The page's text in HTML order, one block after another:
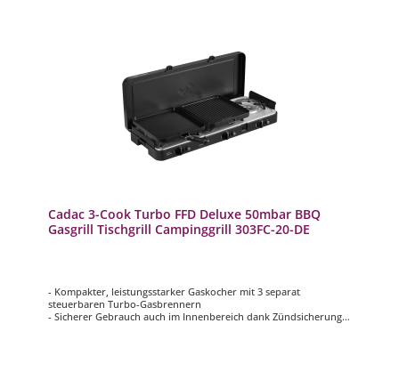
Cadac 3-Cook Turbo FFD Deluxe 50mbar BBQ
Gasgrill Tischgrill Campinggrill 303FC-20-DE
- Kompakter, leistungsstarker Gaskocher mit 3 separat
steuerbaren Turbo-Gasbrennern
- Sicherer Gebrauch auch im Innenbereich dank Zündsicherung